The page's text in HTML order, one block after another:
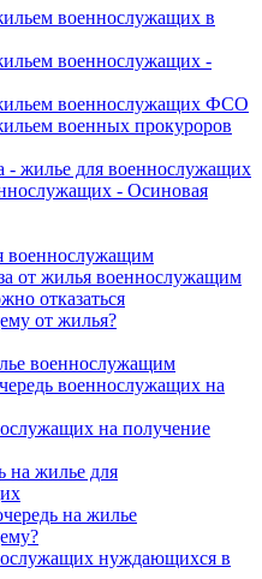
военнослужащих в
военнослужащих -
военнослужащих ФСО
военных прокуроров
- жилье для военнослужащих
- Осиновая
военнослужащим
от жилья военнослужащим
отказаться
от жилья?
военнослужащим
военнослужащих на
на получение
на жилье для
на жилье
нуждающихся в